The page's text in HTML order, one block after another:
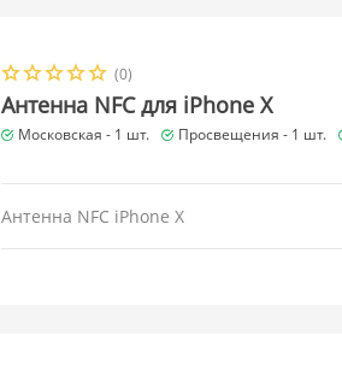
(0)
Антенна NFC для iPhone X
Московская - 1 шт. Просвещения - 1 шт.
Антенна NFC iPhone X